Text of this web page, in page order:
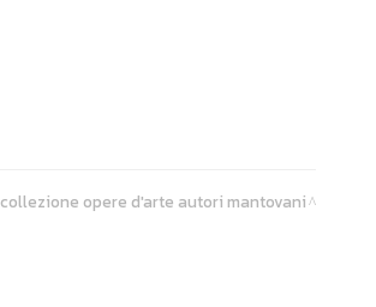
collezione opere d'arte autori mantovani